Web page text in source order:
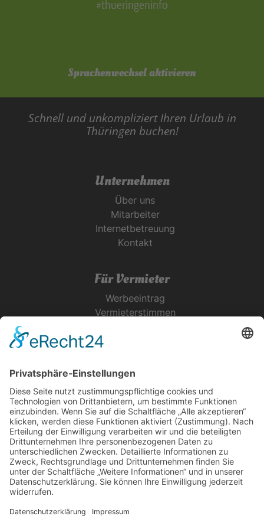
#thueringeninfo
Sprachenwechsel aktivieren
Schnell und unkompliziert Ihren Urlaub in
Thüringen buchen!
Unternehmen
Über uns
Mitarbeiter
Internetbetreuung
Kontakt
Für Vermieter
Werbeeintrag
Vermieterstimmen
Urlaubsservice
Bücher, Karten & CD's
Ihre Anreise
Wetter
Links
Nutzungsbedingungen
Datenschutz